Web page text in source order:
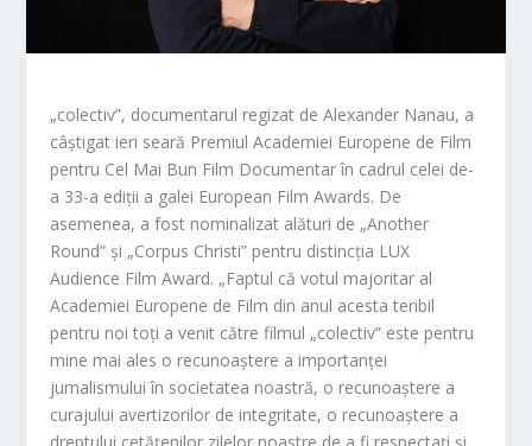
„colectiv”, documentarul regizat de Alexander Nanau, a
câștigat ieri seară Premiul Academiei Europene de Film
pentru Cel Mai Bun Film Documentar în cadrul celei de-
a 33-a ediții a galei European Film Awards. De
asemenea, a fost nominalizat alături de „Another
Round” și „Corpus Christi” pentru distincția LUX
Audience Film Award. „Faptul că votul majoritar al
Academiei Europene de Film din anul acesta teribil
pentru noi toți a venit către filmul „colectiv” este pentru
mine mai ales o recunoaștere a importanței
jurnalismului în societatea noastră, o recunoaștere a
curajului avertizorilor de integritate, o recunoaștere a